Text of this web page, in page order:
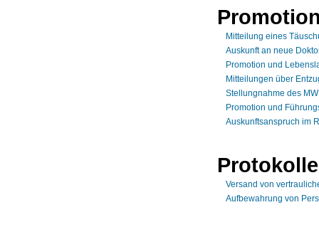
Mitteilung eines
Auskunft an neue
Promotion und
Mitteilungen über
Stellungnahme des
Promotion und
Auskunftsanspruch im
Protokolle
Versand von
Aufbewahrung von